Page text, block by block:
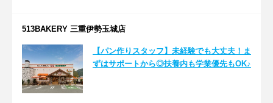
513BAKERY 三重伊勢玉城店
【パン作りスタッフ】未経験でも大丈夫！ま
ずはサポートから◎扶養内も学業優先もOK♪